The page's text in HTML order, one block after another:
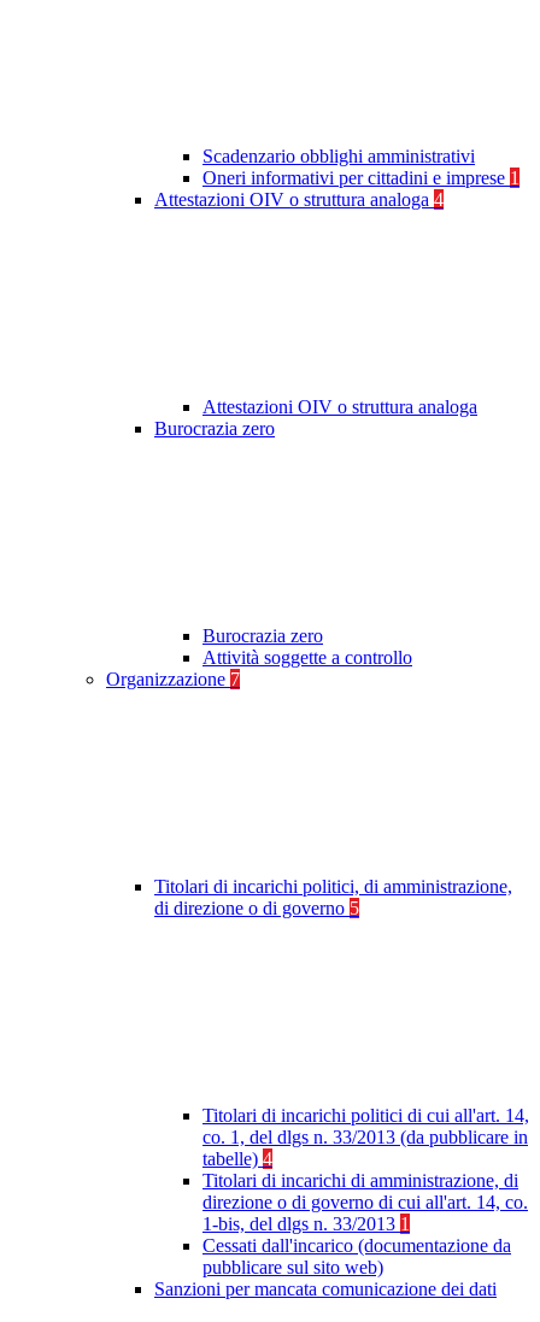
Scadenzario obblighi amministrativi
Oneri informativi per cittadini e imprese 1
Attestazioni OIV o struttura analoga 4
Attestazioni OIV o struttura analoga
Burocrazia zero
Burocrazia zero
Attività soggette a controllo
Organizzazione 7
Titolari di incarichi politici, di amministrazione,
di direzione o di governo 5
Titolari di incarichi politici di cui all'art. 14,
co. 1, del dlgs n. 33/2013 (da pubblicare in
tabelle) 4
Titolari di incarichi di amministrazione, di
direzione o di governo di cui all'art. 14, co.
1-bis, del dlgs n. 33/2013 1
Cessati dall'incarico (documentazione da
pubblicare sul sito web)
Sanzioni per mancata comunicazione dei dati